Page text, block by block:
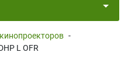
-
L OFR